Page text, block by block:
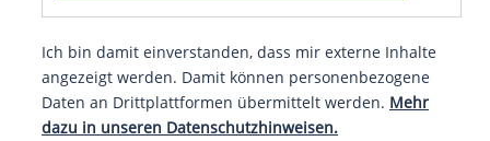
Ich bin damit einverstanden, dass mir externe Inhalte
angezeigt werden. Damit können personenbezogene
Daten an Drittplattformen übermittelt werden. Mehr
dazu in unseren Datenschutzhinweisen.